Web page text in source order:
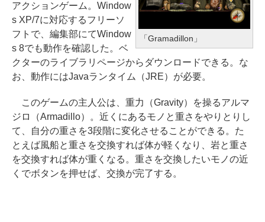
「Gramadillon」
アクションゲーム。Window
s XP/7に対応するフリーソ
フトで、編集部にてWindow
s 8でも動作を確認した。ベ
クターのライブラリページからダウンロードできる。な
お、動作にはJavaランタイム（JRE）が必要。
このゲームの主人公は、重力（Gravity）を操るアルマ
ジロ（Armadillo）。近くにあるモノと重さをやりとりし
て、自分の重さを3段階に変化させることができる。た
とえば風船と重さを交換すれば体が軽くなり、岩と重さ
を交換すれば体が重くなる。重さを交換したいモノの近
くでボタンを押せば、交換が完了する。